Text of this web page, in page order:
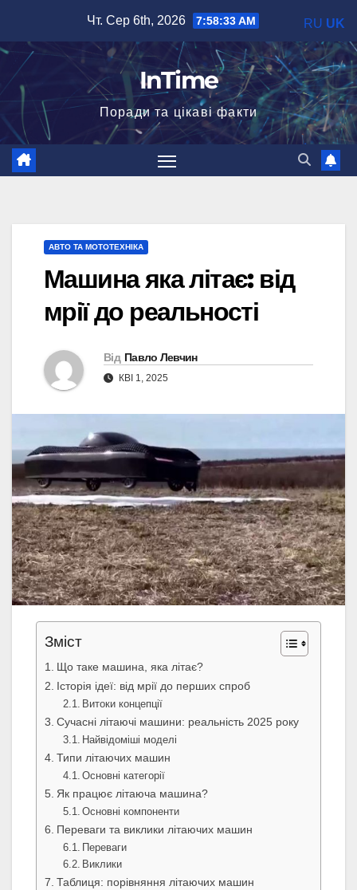
вмісту
Чт. Сер 6th, 2026 7:58:34 AM
InTime
Поради та цікаві факти
АВТО ТА МОТОТЕХНІКА
Машина яка літає: від
мрії до реальності
Від Павло Левчин
КВІ 1, 2025
Зміст
Що таке машина, яка літає?
Історія ідеї: від мрії до перших спроб
Витоки концепції
Сучасні літаючі машини: реальність 2025 року
Найвідоміші моделі
Типи літаючих машин
Основні категорії
Як працює літаюча машина?
Основні компоненти
Переваги та виклики літаючих машин
Переваги
Виклики
Таблиця: порівняння літаючих машин
RU UK